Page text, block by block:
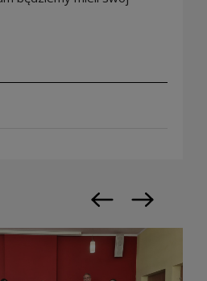
Poprzedni slajd
Następny